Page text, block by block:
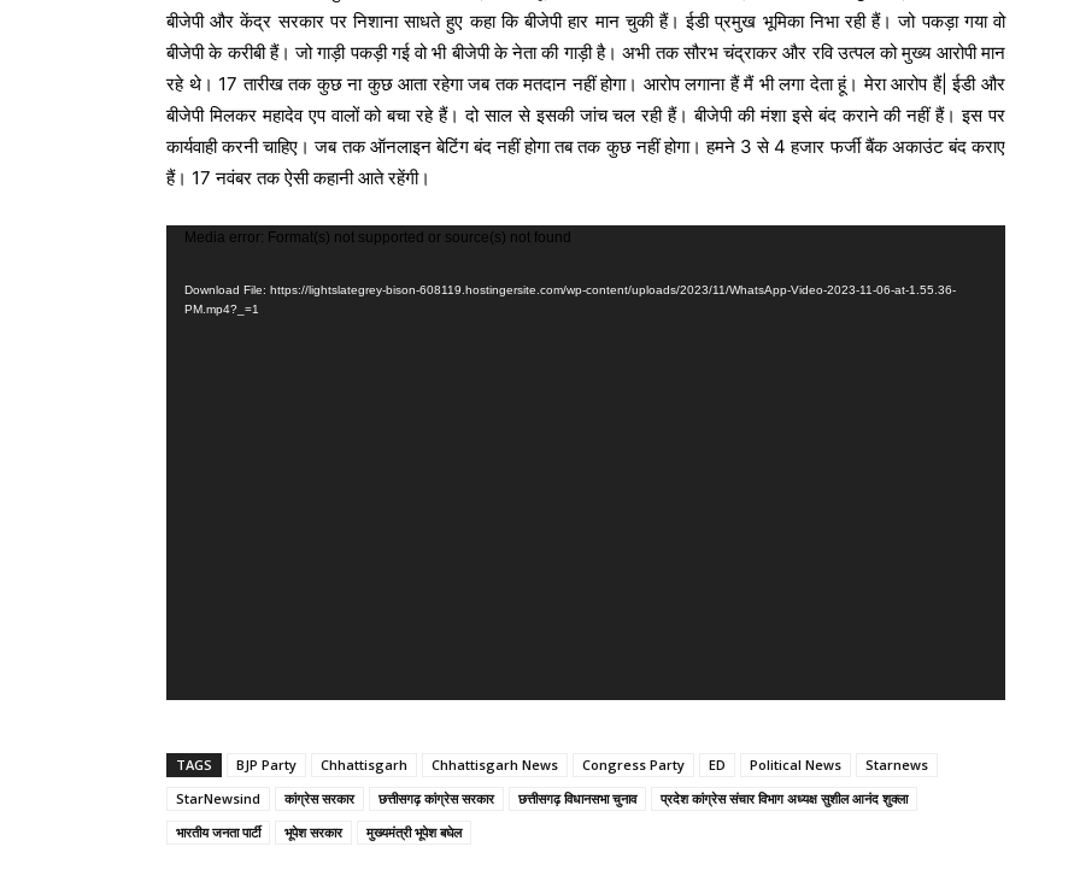
बीजेपी और केंद्र सरकार पर निशाना साधते हुए कहा कि बीजेपी हार मान चुकी हैं। ईडी प्रमुख भूमिका निभा रही हैं। जो पकड़ा गया वो
बीजेपी के करीबी हैं। जो गाड़ी पकड़ी गई वो भी बीजेपी के नेता की गाड़ी है। अभी तक सौरभ चंद्राकर और रवि उत्पल को मुख्य आरोपी मान
रहे थे। 17 तारीख तक कुछ ना कुछ आता रहेगा जब तक मतदान नहीं होगा। आरोप लगाना हैं मैं भी लगा देता हूं। मेरा आरोप हैं| ईडी और
बीजेपी मिलकर महादेव एप वालों को बचा रहे हैं। दो साल से इसकी जांच चल रही हैं। बीजेपी की मंशा इसे बंद कराने की नहीं हैं। इस पर
कार्यवाही करनी चाहिए। जब तक ऑनलाइन बेटिंग बंद नहीं होगा तब तक कुछ नहीं होगा। हमने 3 से 4 हजार फर्जी बैंक अकाउंट बंद कराए
हैं। 17 नवंबर तक ऐसी कहानी आते रहेंगी।
Media error: Format(s) not supported or source(s) not found
Download File: https://lightslategrey-bison-608119.hostingersite.com/wp-content/uploads/2023/11/WhatsApp-Video-2023-11-06-at-1.55.36-
PM.mp4?_=1
TAGS BJP Party Chhattisgarh Chhattisgarh News Congress Party ED Political News
Starnews
StarNewsind
कांग्रेस सरकार छत्तीसगढ़ कांग्रेस सरकार छत्तीसगढ़ विधानसभा चुनाव
प्रदेश कांग्रेस संचार विभाग अध्यक्ष सुशील आनंद शुक्ला
भारतीय जनता पार्टी
भूपेश सरकार मुख्यमंत्री भूपेश बघेल